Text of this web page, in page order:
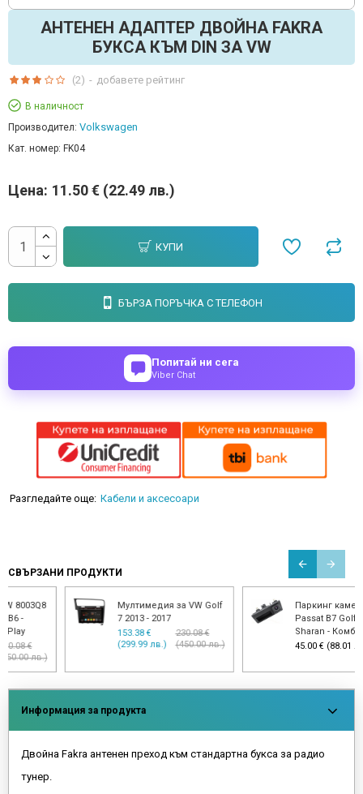
АНТЕНЕН АДАПТЕР ДВОЙНА FAKRA
БУКСА КЪМ DIN ЗА VW
В наличност
Производител: Volkswagen
Кат. номер: FK04
(2) - добавете рейтинг
Цена: 11.50 € (22.49 лв.)
КУПИ
БЪРЗА ПОРЪЧКА С ТЕЛЕФОН
Попитай ни сега
Viber Chat
Разгледайте още: Кабели и аксесоари
СВЪРЗАНИ ПРОДУКТИ
Мултимедия за VW Golf
7 2013 - 2017
230.08 €
(450.00 лв.)
Паркинг камера VW
Passat B7 Golf Jetta
Sharan - Комби вариант
45.00 € (88.01 лв.)
Информация за продукта
Двойна Fakra антенен преход към стандартна букса за радио
тунер.